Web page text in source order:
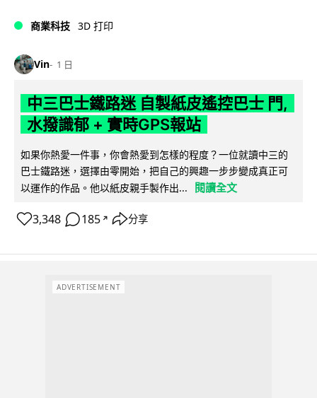
商業科技 3D 打印
Vin 1 日
中三巴士鐵路迷 自製紙皮遙控巴士 門,
水撥識郁 + 實時GPS報站
如果你熱愛一件事，你會熱愛到怎樣的程度？一位就讀中三的
巴士鐵路迷，選擇由零開始，把自己的興趣一步步變成真正可
以運作的作品。他以紙皮親手製作出...
閱讀全文
3,348 185 ↗ 分享
ADVERTISEMENT